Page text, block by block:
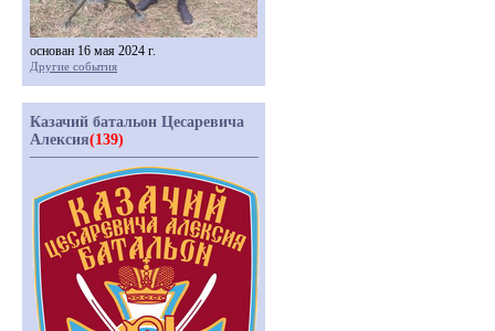
основан 16 мая 2024 г.
Другие события
Казачий батальон Цесаревича
Алексия(139)